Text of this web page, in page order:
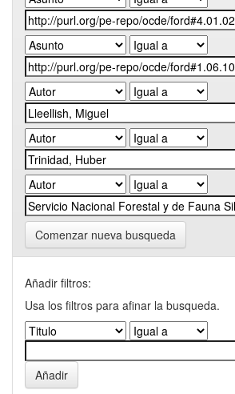
Comenzar nueva busqueda
Añadir filtros:
Usa los filtros para afinar la busqueda.